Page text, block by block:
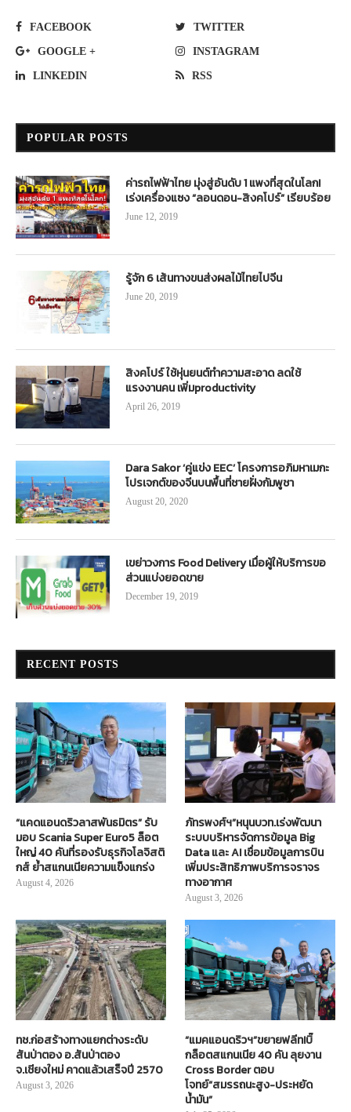
FACEBOOK TWITTER
GOOGLE + INSTAGRAM
LINKEDIN RSS
POPULAR POSTS
ค่ารถไฟฟ้าไทย มุ่งสู่อันดับ 1 แพงที่สุดในโลก!
เร่งเครื่องแซง “ลอนดอน-สิงคโปร์” เรียบร้อย
June 12, 2019
รู้จัก 6 เส้นทางขนส่งผลไม้ไทยไปจีน
June 20, 2019
สิงคโปร์ ใช้หุ่นยนต์ทำความสะอาด ลดใช้
แรงงานคน เพิ่มproductivity
April 26, 2019
Dara Sakor ‘คู่แข่ง EEC’ โครงการอภิมหาเมกะ
โปรเจกต์ของจีนบนพื้นที่ชายฝั่งกัมพูชา
August 20, 2020
เขย่าวงการ Food Delivery เมื่อผู้ให้บริการขอ
ส่วนแบ่งยอดขาย
December 19, 2019
RECENT POSTS
“แคดแอนดริวลาสพันธมิตร” รับ
มอบ Scania Super Euro5 ล็อต
ใหญ่ 40 คันที่รองรับธุรกิจโลจิสติ
กส์ ย้ำสแกนเนียความแข็งแกร่ง
August 4, 2026
ภัทรพงศ์ฯ”หนุนบวท.เร่งพัฒนา
ระบบบริหารจัดการข้อมูล Big
Data และ AI เชื่อมข้อมูลการบิน
เพิ่มประสิทธิภาพบริการจราจร
ทางอากาศ
August 3, 2026
ทช.ก่อสร้างทางแยกต่างระดับ
สันป่าตอง อ.สันป่าตอง
จ.เชียงใหม่ คาดแล้วเสร็จปี 2570
August 3, 2026
“แมคแอนดริวฯ”ขยายฟลีท!บิ๊
กล็อตสแกนเนีย 40 คัน ลุยงาน
Cross Border ตอบ
โจทย์“สมรรถนะสูง-ประหยัด
น้ำมัน”